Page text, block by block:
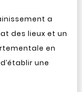
a
des lieux et un
en
une